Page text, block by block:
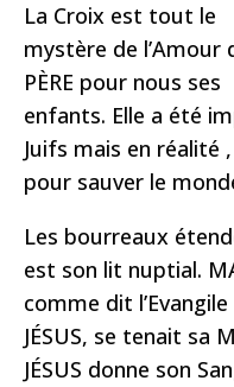
La Croix est tout le
mystère de l’Amour
PÈRE pour nous ses
enfants. Elle a été
Juifs mais en réalité
pour sauver le
Les bourreaux
est son lit nuptial.
comme dit
JÉSUS, se tenait sa
JÉSUS donne son